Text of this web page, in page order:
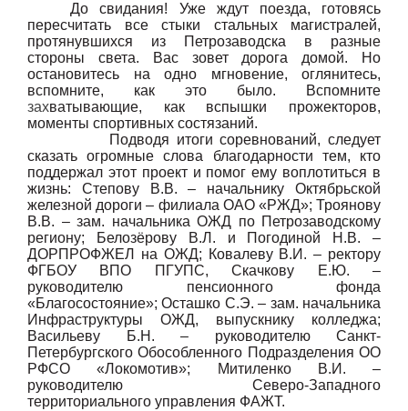
До свидания! Уже ждут поезда, готовясь
пересчитать все стыки стальных магистралей,
протянувшихся из Петрозаводска в разные
стороны света. Вас зовет дорога домой. Но
остановитесь на одно мгновение, оглянитесь,
вспомните, как это было. Вспомните
захватывающие, как вспышки прожекторов,
моменты спортивных состязаний.
Подводя итоги соревнований, следует
сказать огромные слова благодарности тем, кто
поддержал этот проект и помог ему воплотиться в
жизнь: Степову В.В. – начальнику Октябрьской
железной дороги – филиала ОАО «РЖД»; Троянову
В.В. – зам. начальника ОЖД по Петрозаводскому
региону; Белозёрову В.Л. и Погодиной Н.В. –
ДОРПРОФЖЕЛ на ОЖД; Ковалеву В.И. – ректору
ФГБОУ ВПО ПГУПС, Скачкову Е.Ю. –
руководителю пенсионного фонда
«Благосостояние»; Осташко С.Э. – зам. начальника
Инфраструктуры ОЖД, выпускнику колледжа;
Васильеву Б.Н. – руководителю Санкт-
Петербургского Обособленного Подразделения ОО
РФСО «Локомотив»; Митиленко В.И. –
руководителю Северо-Западного
территориального управления ФАЖТ.